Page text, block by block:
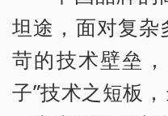
坦途，面对复杂
苛的技术壁垒
子”技术之短板